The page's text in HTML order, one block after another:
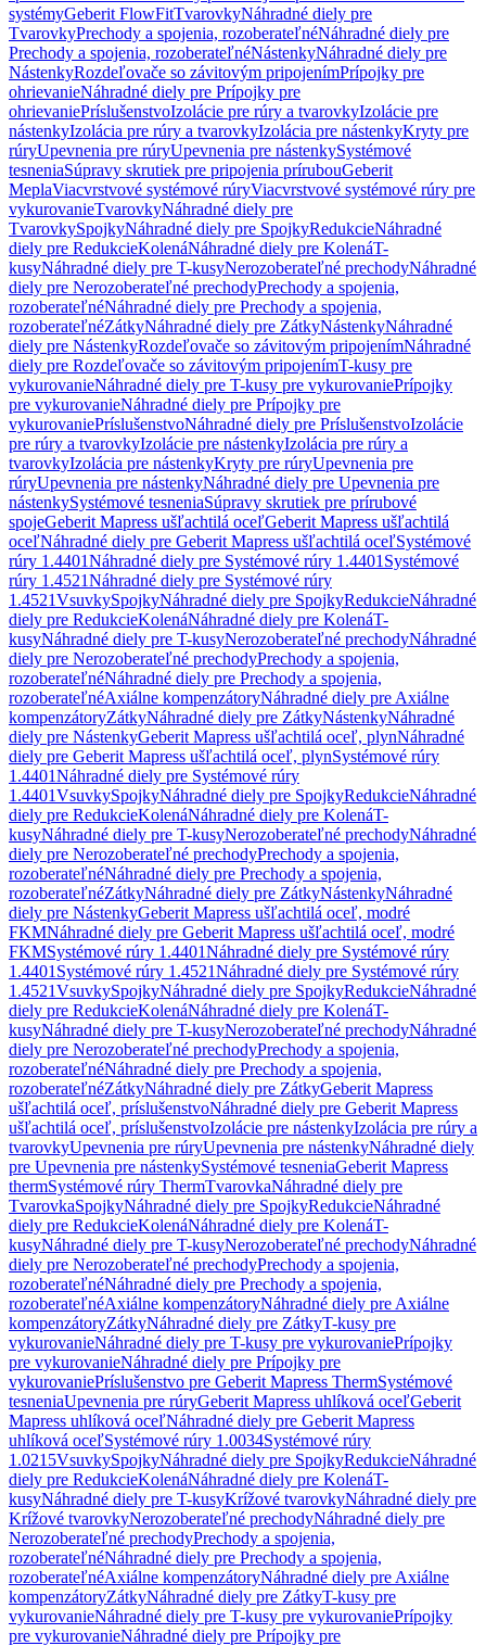
systémyGeberit FlowFitTvarovkyNáhradné diely pre
TvarovkyPrechody a spojenia, rozoberateľnéNáhradné diely pre
Prechody a spojenia, rozoberateľnéNástenkyNáhradné diely pre
NástenkyRozdeľovače so závitovým pripojenímPrípojky pre
ohrievanieNáhradné diely pre Prípojky pre
ohrievaniePríslušenstvoIzolácie pre rúry a tvarovkyIzolácie pre
nástenkyIzolácia pre rúry a tvarovkyIzolácia pre nástenkyKryty pre
rúryUpevnenia pre rúryUpevnenia pre nástenkySystémové
tesneniaSúpravy skrutiek pre pripojenia prírubouGeberit
MeplaViacvrstvové systémové rúryViacvrstvové systémové rúry pre
vykurovanieTvarovkyNáhradné diely pre
TvarovkySpojkyNáhradné diely pre SpojkyRedukcieNáhradné
diely pre RedukcieKolenáNáhradné diely pre KolenáT-
kusyNáhradné diely pre T-kusyNerozoberateľné prechodyNáhradné
diely pre Nerozoberateľné prechodyPrechody a spojenia,
rozoberateľnéNáhradné diely pre Prechody a spojenia,
rozoberateľnéZátkyNáhradné diely pre ZátkyNástenkyNáhradné
diely pre NástenkyRozdeľovače so závitovým pripojenímNáhradné
diely pre Rozdeľovače so závitovým pripojenímT-kusy pre
vykurovanieNáhradné diely pre T-kusy pre vykurovaniePrípojky
pre vykurovanieNáhradné diely pre Prípojky pre
vykurovaniePríslušenstvoNáhradné diely pre PríslušenstvoIzolácie
pre rúry a tvarovkyIzolácie pre nástenkyIzolácia pre rúry a
tvarovkyIzolácia pre nástenkyKryty pre rúryUpevnenia pre
rúryUpevnenia pre nástenkyNáhradné diely pre Upevnenia pre
nástenkySystémové tesneniaSúpravy skrutiek pre prírubové
spojeGeberit Mapress ušľachtilá oceľGeberit Mapress ušľachtilá
oceľNáhradné diely pre Geberit Mapress ušľachtilá oceľSystémové
rúry 1.4401Náhradné diely pre Systémové rúry 1.4401 Systémové
rúry 1.4521Náhradné diely pre Systémové rúry
1.4521VsuvkySpojkyNáhradné diely pre SpojkyRedukcieNáhradné
diely pre RedukcieKolenáNáhradné diely pre KolenáT-
kusyNáhradné diely pre T-kusyNerozoberateľné prechodyNáhradné
diely pre Nerozoberateľné prechodyPrechody a spojenia,
rozoberateľnéNáhradné diely pre Prechody a spojenia,
rozoberateľnéAxiálne kompenzátoryNáhradné diely pre Axiálne
kompenzátoryZátkyNáhradné diely pre ZátkyNástenkyNáhradné
diely pre NástenkyGeberit Mapress ušľachtilá oceľ, plynNáhradné
diely pre Geberit Mapress ušľachtilá oceľ, plynSystémové rúry
1.4401Náhradné diely pre Systémové rúry
1.4401VsuvkySpojkyNáhradné diely pre SpojkyRedukcieNáhradné
diely pre RedukcieKolenáNáhradné diely pre KolenáT-
kusyNáhradné diely pre T-kusyNerozoberateľné prechodyNáhradné
diely pre Nerozoberateľné prechodyPrechody a spojenia,
rozoberateľnéNáhradné diely pre Prechody a spojenia,
rozoberateľnéZátkyNáhradné diely pre ZátkyNástenkyNáhradné
diely pre NástenkyGeberit Mapress ušľachtilá oceľ, modré
FKMNáhradné diely pre Geberit Mapress ušľachtilá oceľ, modré
FKMSystémové rúry 1.4401Náhradné diely pre Systémové rúry
1.4401 Systémové rúry 1.4521Náhradné diely pre Systémové rúry
1.4521VsuvkySpojkyNáhradné diely pre SpojkyRedukcieNáhradné
diely pre RedukcieKolenáNáhradné diely pre KolenáT-
kusyNáhradné diely pre T-kusyNerozoberateľné prechodyNáhradné
diely pre Nerozoberateľné prechodyPrechody a spojenia,
rozoberateľnéNáhradné diely pre Prechody a spojenia,
rozoberateľnéZátkyNáhradné diely pre ZátkyGeberit Mapress
ušľachtilá oceľ, príslušenstvoNáhradné diely pre Geberit Mapress
ušľachtilá oceľ, príslušenstvoIzolácie pre nástenkyIzolácia pre rúry a
tvarovkyUpevnenia pre rúryUpevnenia pre nástenkyNáhradné diely
pre Upevnenia pre nástenkySystémové tesneniaGeberit Mapress
thermSystémové rúry ThermTvarovkaNáhradné diely pre
TvarovkaSpojkyNáhradné diely pre SpojkyRedukcieNáhradné
diely pre RedukcieKolenáNáhradné diely pre KolenáT-
kusyNáhradné diely pre T-kusyNerozoberateľné prechodyNáhradné
diely pre Nerozoberateľné prechodyPrechody a spojenia,
rozoberateľnéNáhradné diely pre Prechody a spojenia,
rozoberateľnéAxiálne kompenzátoryNáhradné diely pre Axiálne
kompenzátoryZátkyNáhradné diely pre ZátkyT-kusy pre
vykurovanieNáhradné diely pre T-kusy pre vykurovaniePrípojky
pre vykurovanieNáhradné diely pre Prípojky pre
vykurovaniePríslušenstvo pre Geberit Mapress ThermSystémové
tesneniaUpevnenia pre rúryGeberit Mapress uhlíková oceľGeberit
Mapress uhlíková oceľNáhradné diely pre Geberit Mapress
uhlíková oceľSystémové rúry 1.0034Systémové rúry
1.0215VsuvkySpojkyNáhradné diely pre SpojkyRedukcieNáhradné
diely pre RedukcieKolenáNáhradné diely pre KolenáT-
kusyNáhradné diely pre T-kusyKrížové tvarovkyNáhradné diely pre
Krížové tvarovkyNerozoberateľné prechodyNáhradné diely pre
Nerozoberateľné prechodyPrechody a spojenia,
rozoberateľnéNáhradné diely pre Prechody a spojenia,
rozoberateľnéAxiálne kompenzátoryNáhradné diely pre Axiálne
kompenzátoryZátkyNáhradné diely pre ZátkyT-kusy pre
vykurovanieNáhradné diely pre T-kusy pre vykurovaniePrípojky
pre vykurovanieNáhradné diely pre Prípojky pre